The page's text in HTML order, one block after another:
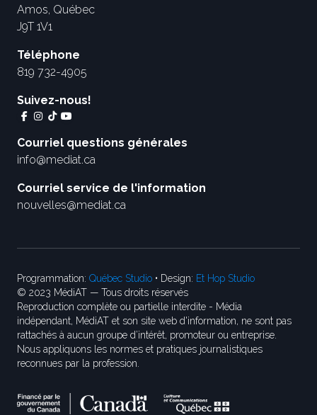
Amos, Québec
J9T 1V1
Téléphone
819 732-4905
Suivez-nous!
Courriel questions générales
info@mediat.ca
Courriel service de l'information
nouvelles@mediat.ca
Programmation: Québec Studio • Design: Et Hop Studio
© 2023 MédiAT — Tous droits réservés
Reproduction complète ou partielle interdite - Média
indépendant, MédiAT et son site web d'information, ne sont pas
rattachés à aucun groupe d’intérêt, promoteur ou entreprise.
Nous appliquons les normes et pratiques journalistiques
reconnues par la profession.